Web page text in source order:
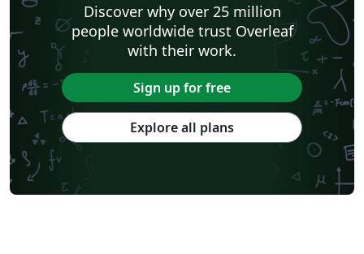
Discover why over 25 million
people worldwide trust Overleaf
with their work.
Sign up for free
Explore all plans